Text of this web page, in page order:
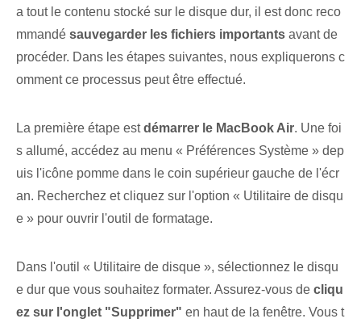
a tout le contenu stocké sur le disque dur, il est donc reco
mmandé sauvegarder les fichiers importants avant de
procéder. Dans les étapes suivantes, nous expliquerons c
omment ce processus peut être effectué.
La première étape estdémarrer le MacBook Air. Une foi
s allumé, accédez au menu « Préférences Système » dep
uis l'icône pomme dans le coin supérieur gauche de l'écr
an. Recherchez et cliquez sur l'option « Utilitaire de disqu
e » pour ouvrir l'outil de formatage.
Dans l'outil « Utilitaire de disque », sélectionnez le disqu
e dur que vous souhaitez formater. Assurez-vous de cliqu
ez sur l'onglet "Supprimer" en haut de la ⁢fenêtre. Vous t